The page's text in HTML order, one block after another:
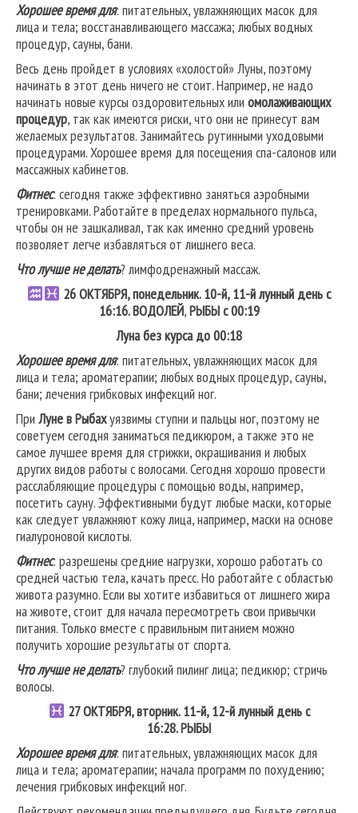
Хорошее время для: питательных, увлажняющих масок для
лица и тела; восстанавливающего массажа; любых водных
процедур, сауны, бани.
Весь день пройдет в условиях «холостой» Луны, поэтому
начинать в этот день ничего не стоит. Например, не надо
начинать новые курсы оздоровительных или омолаживающих
процедур, так как имеются риски, что они не принесут вам
желаемых результатов. Занимайтесь рутинными уходовыми
процедурами. Хорошее время для посещения спа-салонов или
массажных кабинетов.
Фитнес: сегодня также эффективно заняться аэробными
тренировками. Работайте в пределах нормального пульса,
чтобы он не зашкаливал, так как именно средний уровень
позволяет легче избавляться от лишнего веса.
Что лучше не делать? лимфодренажный массаж.
26ОКТЯБРЯ, понедельник. 10-й, 11-й лунный день с
16:16.ВОДОЛЕЙ,РЫБЫс 00:19
Луна без курса до 00:18
Хорошее время для: питательных, увлажняющих масок для
лица и тела; ароматерапии; любых водных процедур, сауны,
бани; лечения грибковых инфекций ног.
При Луне в Рыбахуязвимы ступни и пальцы ног, поэтому не
советуем сегодня заниматься педикюром, а также это не
самое лучшее время для стрижки, окрашивания и любых
других видов работы с волосами. Сегодня хорошо провести
расслабляющие процедуры с помощью воды, например,
посетить сауну. Эффективными будут любые маски, которые
как следует увлажняют кожу лица, например, маски на основе
гиалуроновой кислоты.
Фитнес: разрешены средние нагрузки, хорошо работать со
средней частью тела, качать пресс. Но работайте с областью
живота разумно. Если вы хотите избавиться от лишнего жира
на животе, стоит для начала пересмотреть свои привычки
питания. Только вместе с правильным питанием можно
получить хорошие результаты от спорта.
Что лучше не делать? глубокий пилинг лица; педикюр; стричь
волосы.
27ОКТЯБРЯ, вторник. 11-й, 12-й лунный день с
16:28.РЫБЫ
Хорошее время для: питательных, увлажняющих масок для
лица и тела; ароматерапии; начала программ по похудению;
лечения грибковых инфекций ног.